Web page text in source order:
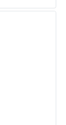
ที่ของคุณ สามารถ
น บ้าน สำนักงาน